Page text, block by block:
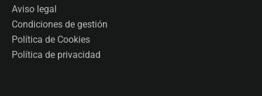
Aviso legal
Condiciones de gestión
Política de Cookies
Política de privacidad